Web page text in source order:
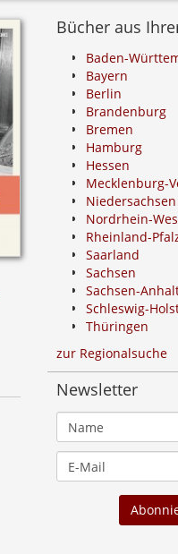
Bücher aus
Baden-
Bayern
Berlin
Brandenburg
Bremen
Hamburg
Hessen
Mecklenburg-
Niedersachsen
Nordrhein-
Rheinland-
Saarland
Sachsen
Sachsen-
Schleswig-
Thüringen
zur Regionalsuche
Newsletter